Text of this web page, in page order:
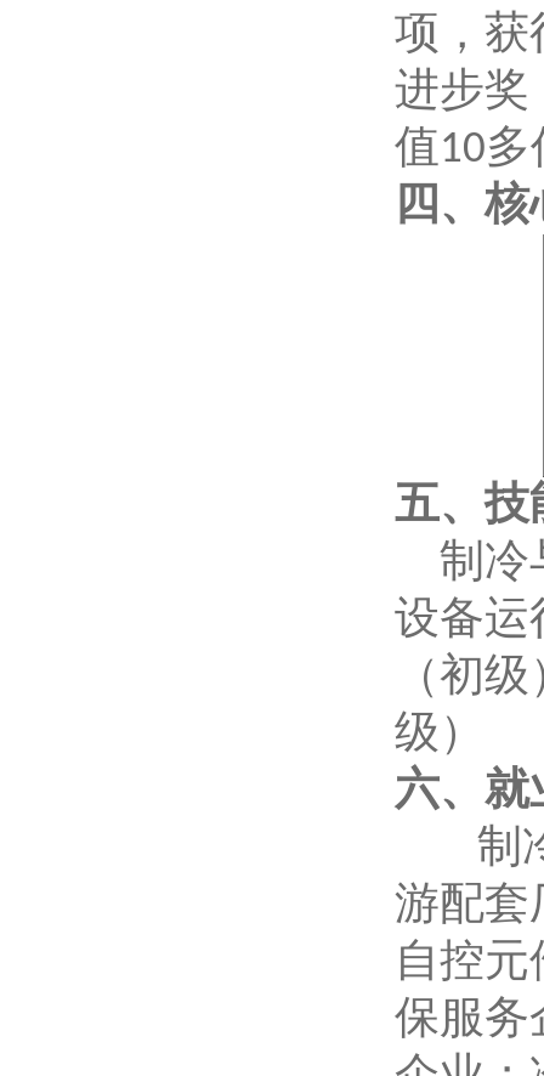
项，获
进步奖
值10多
四、
五、技
制冷
设备运
（初
级）
六、就
制
游配套
自控
保服务